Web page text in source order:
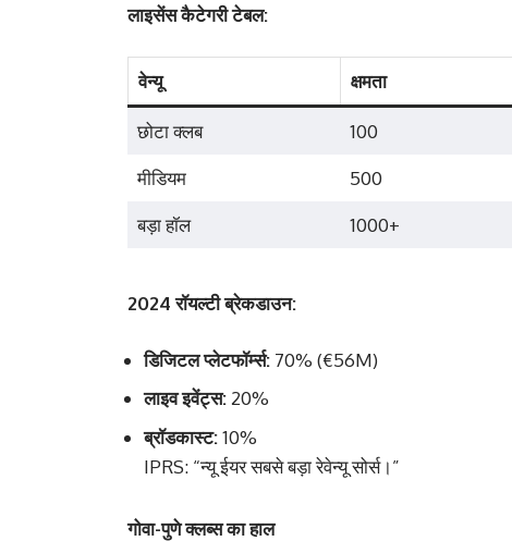
लाइसेंस कैटेगरी टेबल:
वेन्यू क्षमता
छोटा क्लब 100
मीडियम 500
बड़ा हॉल 1000+
2024 रॉयल्टी ब्रेकडाउन:
डिजिटल प्लेटफॉर्म्स: 70% (€56M)
लाइव इवेंट्स: 20%
ब्रॉडकास्ट:10%
IPRS: “न्यू ईयर सबसे बड़ा रेवेन्यू सोर्स।”
गोवा-पुणे क्लब्स का हाल